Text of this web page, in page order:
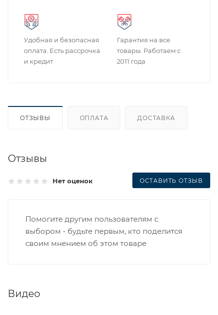
Удобная и безопасная
оплата. Есть рассрочка
и кредит
Гарантия на все
товары. Работаем с
2011 года
ОТЗЫВЫ ОПЛАТА ДОСТАВКА
Отзывы
Нет оценок ОСТАВИТЬ ОТЗЫВ
Помогите другим пользователям с
выбором - будьте первым, кто поделится
своим мнением об этом товаре
Видео